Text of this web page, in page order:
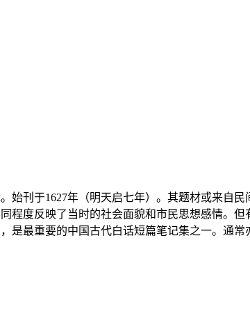
始刊于1627年（明天启七年）。其题材或来
程度反映了当时的社会面貌和市民思想感情
是最重要的中国古代白话短篇笔记集之一。通